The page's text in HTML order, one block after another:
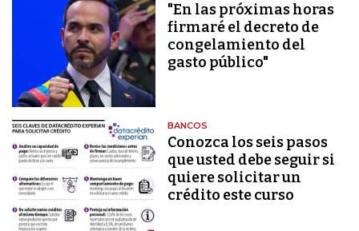
"En las próximas horas
firmaré el decreto de
congelamiento del
gasto público"
BANCOS
Conozca los seis pasos
que usted debe seguir si
quiere solicitar un
crédito este curso